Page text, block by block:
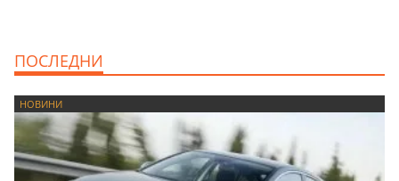
ПОСЛЕДНИ
НОВИНИ